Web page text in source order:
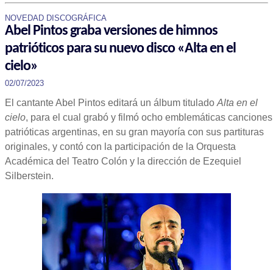
NOVEDAD DISCOGRÁFICA
Abel Pintos graba versiones de himnos
patrióticos para su nuevo disco «Alta en el
cielo»
02/07/2023
El cantante Abel Pintos editará un álbum titulado Alta en el
cielo, para el cual grabó y filmó ocho emblemáticas canciones
patrióticas argentinas, en su gran mayoría con sus partituras
originales, y contó con la participación de la Orquesta
Académica del Teatro Colón y la dirección de Ezequiel
Silberstein.